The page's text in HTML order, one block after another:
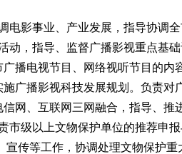
影事业、产业发展，指导协调全
动，指导、监督广播影视重点基
播电视节目、网络视听节目的
广播影视科技发展规划。负责
网、互联网三网融合，指导、推
市级以上文物保护单位的推荐申
传等工作，协调处理文物保护重